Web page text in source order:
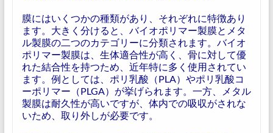
膜にはいくつかの種類があり、それぞれに特徴あり
ます。大きく分けると、バイオポリマー製膜とメタ
ル製膜の二つのカテゴリーに分類されます。バイオ
ポリマー製膜は、生体適合性が高く、骨に対して優
れた結合性を持つため、近年特に多く使用されてい
ます。例としては、ポリ乳酸（PLA）やポリ乳酸コ
ーポリマー（PLGA）が挙げられます。一方、メタル
製膜は耐久性が高いですが、体内での吸収がされな
いため、取り外しが必要です。